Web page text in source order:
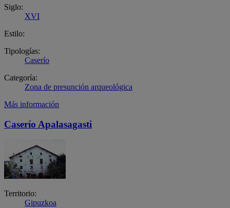
Siglo:
XVI
Estilo:
Tipologías:
Caserío
Categoría:
Zona de presunción arqueológica
Más información
Caserío Apalasagasti
Territorio:
Gipuzkoa